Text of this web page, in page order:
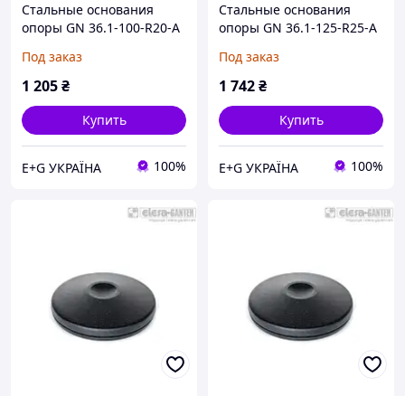
Стальные основания
опоры GN 36.1-100-R20-A
Под заказ
1 205₴
Купить
E+G УКРАЇНА 100%
Стальные основания
опоры GN 36.1-125-R25-A
Под заказ
1 742₴
Купить
E+G УКРАЇНА 100%